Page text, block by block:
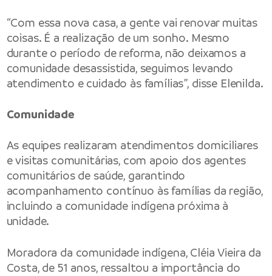
“Com essa nova casa, a gente vai renovar muitas
coisas. É a realização de um sonho. Mesmo
durante o período de reforma, não deixamos a
comunidade desassistida, seguimos levando
atendimento e cuidado às famílias”, disse Elenilda.
Comunidade
As equipes realizaram atendimentos domiciliares
e visitas comunitárias, com apoio dos agentes
comunitários de saúde, garantindo
acompanhamento contínuo às famílias da região,
incluindo a comunidade indígena próxima à
unidade.
Moradora da comunidade indígena, Cléia Vieira da
Costa, de 51 anos, ressaltou a importância do